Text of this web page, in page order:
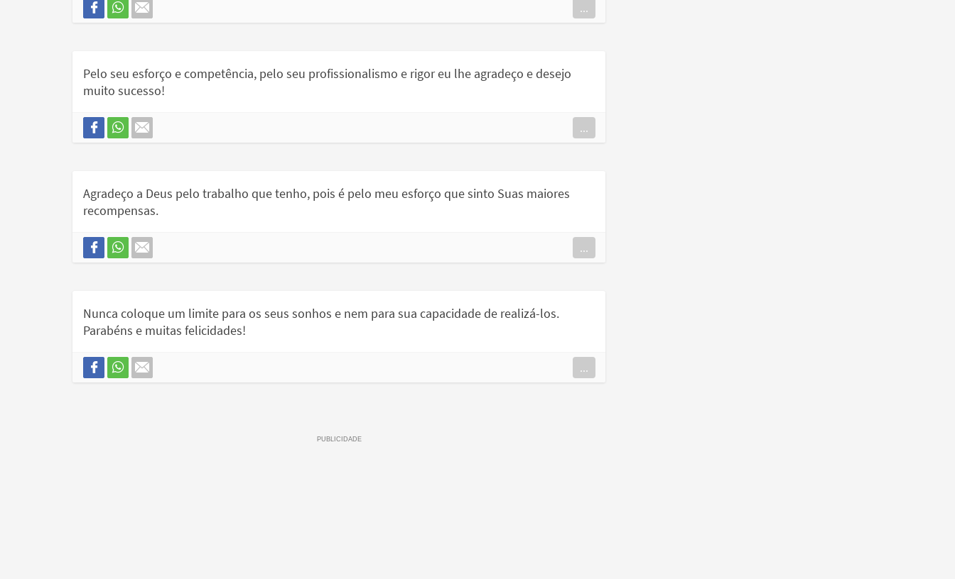
...
Pelo seu esforço e competência, pelo seu profissionalismo e rigor eu lhe agradeço e desejo
muito sucesso!
...
Agradeço a Deus pelo trabalho que tenho, pois é pelo meu esforço que sinto Suas maiores
recompensas.
...
Nunca coloque um limite para os seus sonhos e nem para sua capacidade de realizá-los.
Parabéns e muitas felicidades!
...